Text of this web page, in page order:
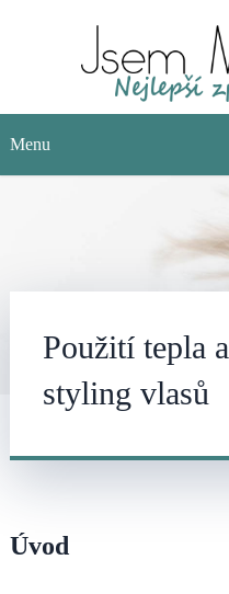
Menu
Použití tepla
styling vlasů
Úvod